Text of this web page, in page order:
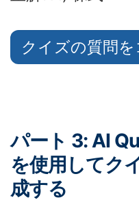
クイズの質問
パート 3: AI
を使用してク
成する